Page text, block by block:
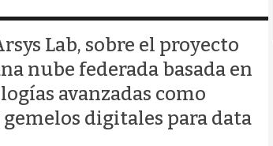
Lab, sobre el proyecto
nube federada basada en
avanzadas como
digitales para data